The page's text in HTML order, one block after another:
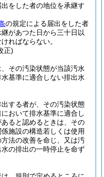
をした者の地位を承継す
の規定による届出をした者
があつた日から三十日以
ればならない。
正)
その汚染状態が当該汚水
基準に適合しない排出水
する者が、その汚染状態
おいて排水基準に適合し
ると認めるときは、その
施設の構造若しくは使用
法の改善を命じ、又は汚
の排出の一時停止を命ず